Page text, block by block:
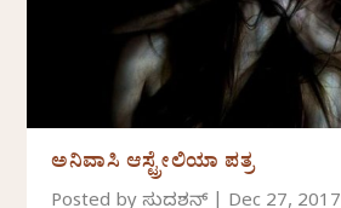
ಅನಿವಾಸಿ ಆಸ್ಟ್ರೇಲಿಯಾ ಪತ್ರ
Posted byಸುದರ್ಶನ್| Dec 27, 2017